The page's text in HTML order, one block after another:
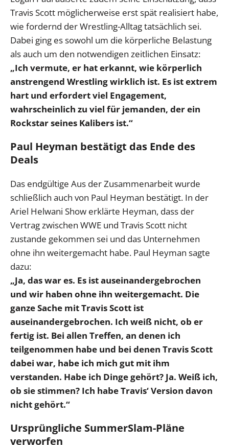
Travis Scott möglicherweise erst spät realisiert habe,
wie fordernd der Wrestling-Alltag tatsächlich sei.
Dabei ging es sowohl um die körperliche Belastung
als auch um den notwendigen zeitlichen Einsatz:
„Ich vermute, er hat erkannt, wie körperlich
anstrengend Wrestling wirklich ist. Es ist extrem
hart und erfordert viel Engagement,
wahrscheinlich zu viel für jemanden, der ein
Rockstar seines Kalibers ist.“
Paul Heyman bestätigt das Ende des
Deals
Das endgültige Aus der Zusammenarbeit wurde
schließlich auch von Paul Heyman bestätigt. In der
Ariel Helwani Show erklärte Heyman, dass der
Vertrag zwischen WWE und Travis Scott nicht
zustande gekommen sei und das Unternehmen
ohne ihn weitergemacht habe. Paul Heyman sagte
dazu:
„Ja, das war es. Es ist auseinandergebrochen
und wir haben ohne ihn weitergemacht. Die
ganze Sache mit Travis Scott ist
auseinandergebrochen. Ich weiß nicht, ob er
fertig ist. Bei allen Treffen, an denen ich
teilgenommen habe und bei denen Travis Scott
dabei war, habe ich mich gut mit ihm
verstanden. Habe ich Dinge gehört? Ja. Weiß ich,
ob sie stimmen? Ich habe Travis‘ Version davon
nicht gehört.“
Ursprüngliche SummerSlam-Pläne
verworfen